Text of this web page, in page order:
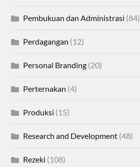
Pembukuan dan Administrasi (84)
Perdagangan (12)
Personal Branding (20)
Perternakan (4)
Produksi (15)
Research and Development (48)
Rezeki (108)